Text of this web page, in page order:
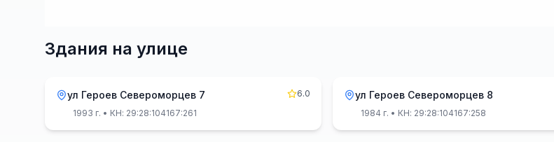
Здания на улице
ул Героев Североморцев 7
6.0
1993 г. • КН: 29:28:104167:261
ул Героев Североморцев 8
1984 г. • КН: 29:28:104167:258